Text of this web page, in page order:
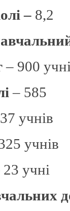
– 8,2
– 900
– 585
учнів
учнів
учні